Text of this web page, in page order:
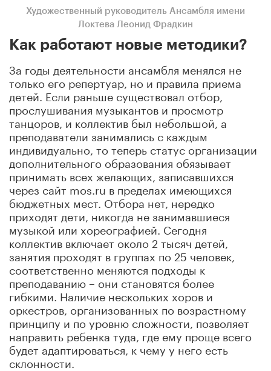
Художественный руководитель Ансамбля имени
Локтева Леонид Фрадкин
Как работают новые методики?
За годы деятельности ансамбля менялся не
только его репертуар, но и правила приема
детей. Если раньше существовал отбор,
прослушивания музыкантов и просмотр
танцоров, и коллектив был небольшой, а
преподаватели занимались с каждым
индивидуально, то теперь статус организации
дополнительного образования обязывает
принимать всех желающих, записавшихся
через сайт mos.ru в пределах имеющихся
бюджетных мест. Отбора нет, нередко
приходят дети, никогда не занимавшиеся
музыкой или хореографией. Сегодня
коллектив включает около 2 тысяч детей,
занятия проходят в группах по 25 человек,
соответственно меняются подходы к
преподаванию – они становятся более
гибкими. Наличие нескольких хоров и
оркестров, организованных по возрастному
принципу и по уровню сложности, позволяет
направить ребенка туда, где ему проще всего
будет адаптироваться, к чему у него есть
склонности.